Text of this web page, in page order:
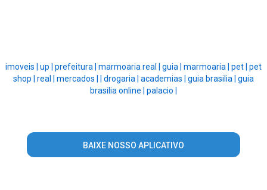
imoveis | up | prefeitura | marmoaria real | guia | marmoaria | pet | pet
shop | real | mercados | drogaria | academias | guia brasilia | guia
brasilia online | palacio |
BAIXE NOSSO APLICATIVO